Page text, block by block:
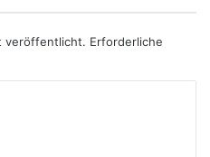
veröffentlicht. Erforderliche